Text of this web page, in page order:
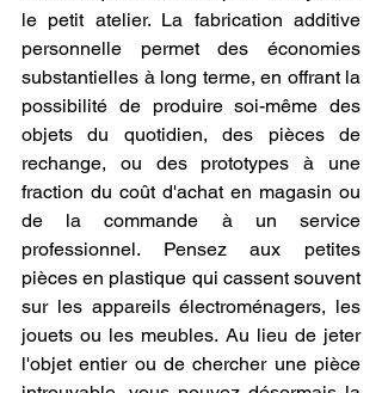
le petit atelier. La fabrication additive
personnelle permet des économies
substantielles à long terme, en offrant la
possibilité de produire soi-même des
objets du quotidien, des pièces de
rechange, ou des prototypes à une
fraction du coût d'achat en magasin ou
de la commande à un service
professionnel. Pensez aux petites
pièces en plastique qui cassent souvent
sur les appareils électroménagers, les
jouets ou les meubles. Au lieu de jeter
l'objet entier ou de chercher une pièce